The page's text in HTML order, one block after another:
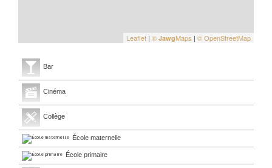
Leaflet | © JawgMaps | © OpenStreetMap
Bar
Cinéma
Collège
École maternelle
École primaire